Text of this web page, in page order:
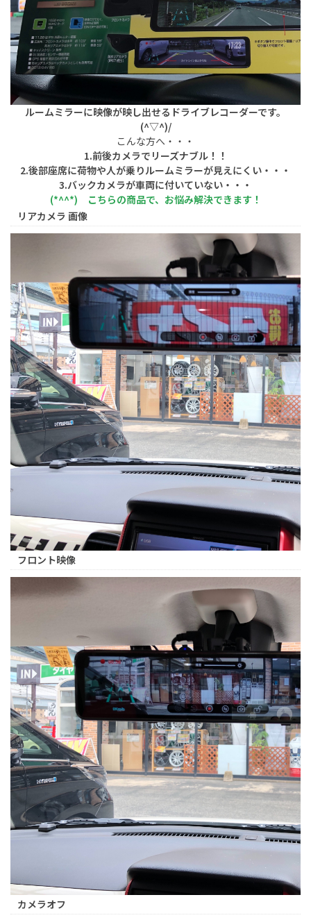
ルームミラーに映像が映し出せるドライブレコーダーです。
(^▽^)/
こんな方へ・・・
1.前後カメラでリーズナブル！！
2.後部座席に荷物や人が乗りルームミラーが見えにくい・・・
3.バックカメラが車両に付いていない・・・
(*^^*) こちらの商品で、お悩み解決できます！
リアカメラ 画像
フロント映像
カメラオフ